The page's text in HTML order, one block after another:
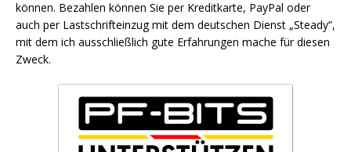
können. Bezahlen können Sie per Kreditkarte, PayPal oder
auch per Lastschrifteinzug mit dem deutschen Dienst „Steady“,
mit dem ich ausschließlich gute Erfahrungen mache für diesen
Zweck.